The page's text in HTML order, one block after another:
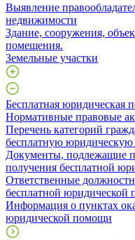
Выявление
недвижимости
​Здание, сооружения,
помещения.
Земельные участки
Бесплатная юридическая
Нормативные правовые
Перечень категорий
бесплатную
Документы, подлежащие
получения бесплатной
Ответственные
бесплатной юридической
Информация о пунктах
юридической помощи